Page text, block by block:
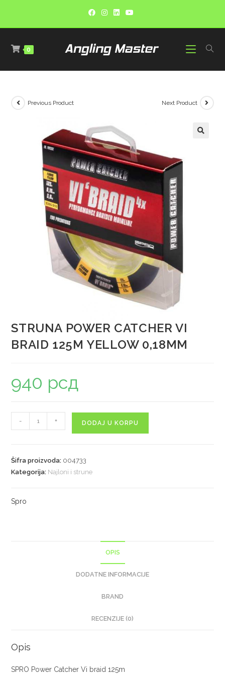
0
Previous Product Next Product
STRUNA POWER CATCHER VI
BRAID 125M YELLOW 0,18MM
940 рсд
- + DODAJ U KORPU
Šifra proizvoda: 004733
Kategorija: Najloni i strune
Spro
OPIS
DODATNE INFORMACIJE
BRAND
RECENZIJE (0)
Opis
SPRO Power Catcher Vi braid 125m